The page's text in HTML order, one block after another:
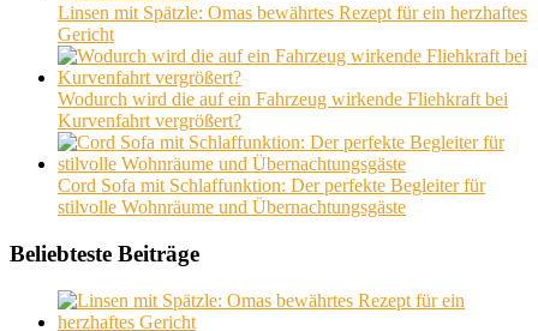
Linsen mit Spätzle: Omas bewährtes Rezept für ein herzhaftes
Gericht
Wodurch wird die auf ein Fahrzeug wirkende Fliehkraft bei
Kurvenfahrt vergrößert?
Cord Sofa mit Schlaffunktion: Der perfekte Begleiter für
stilvolle Wohnräume und Übernachtungsgäste
Beliebteste Beiträge